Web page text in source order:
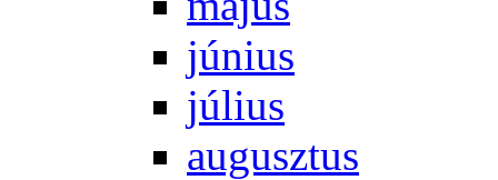
jú­ni­us
jú­li­us
au­gusz­tus